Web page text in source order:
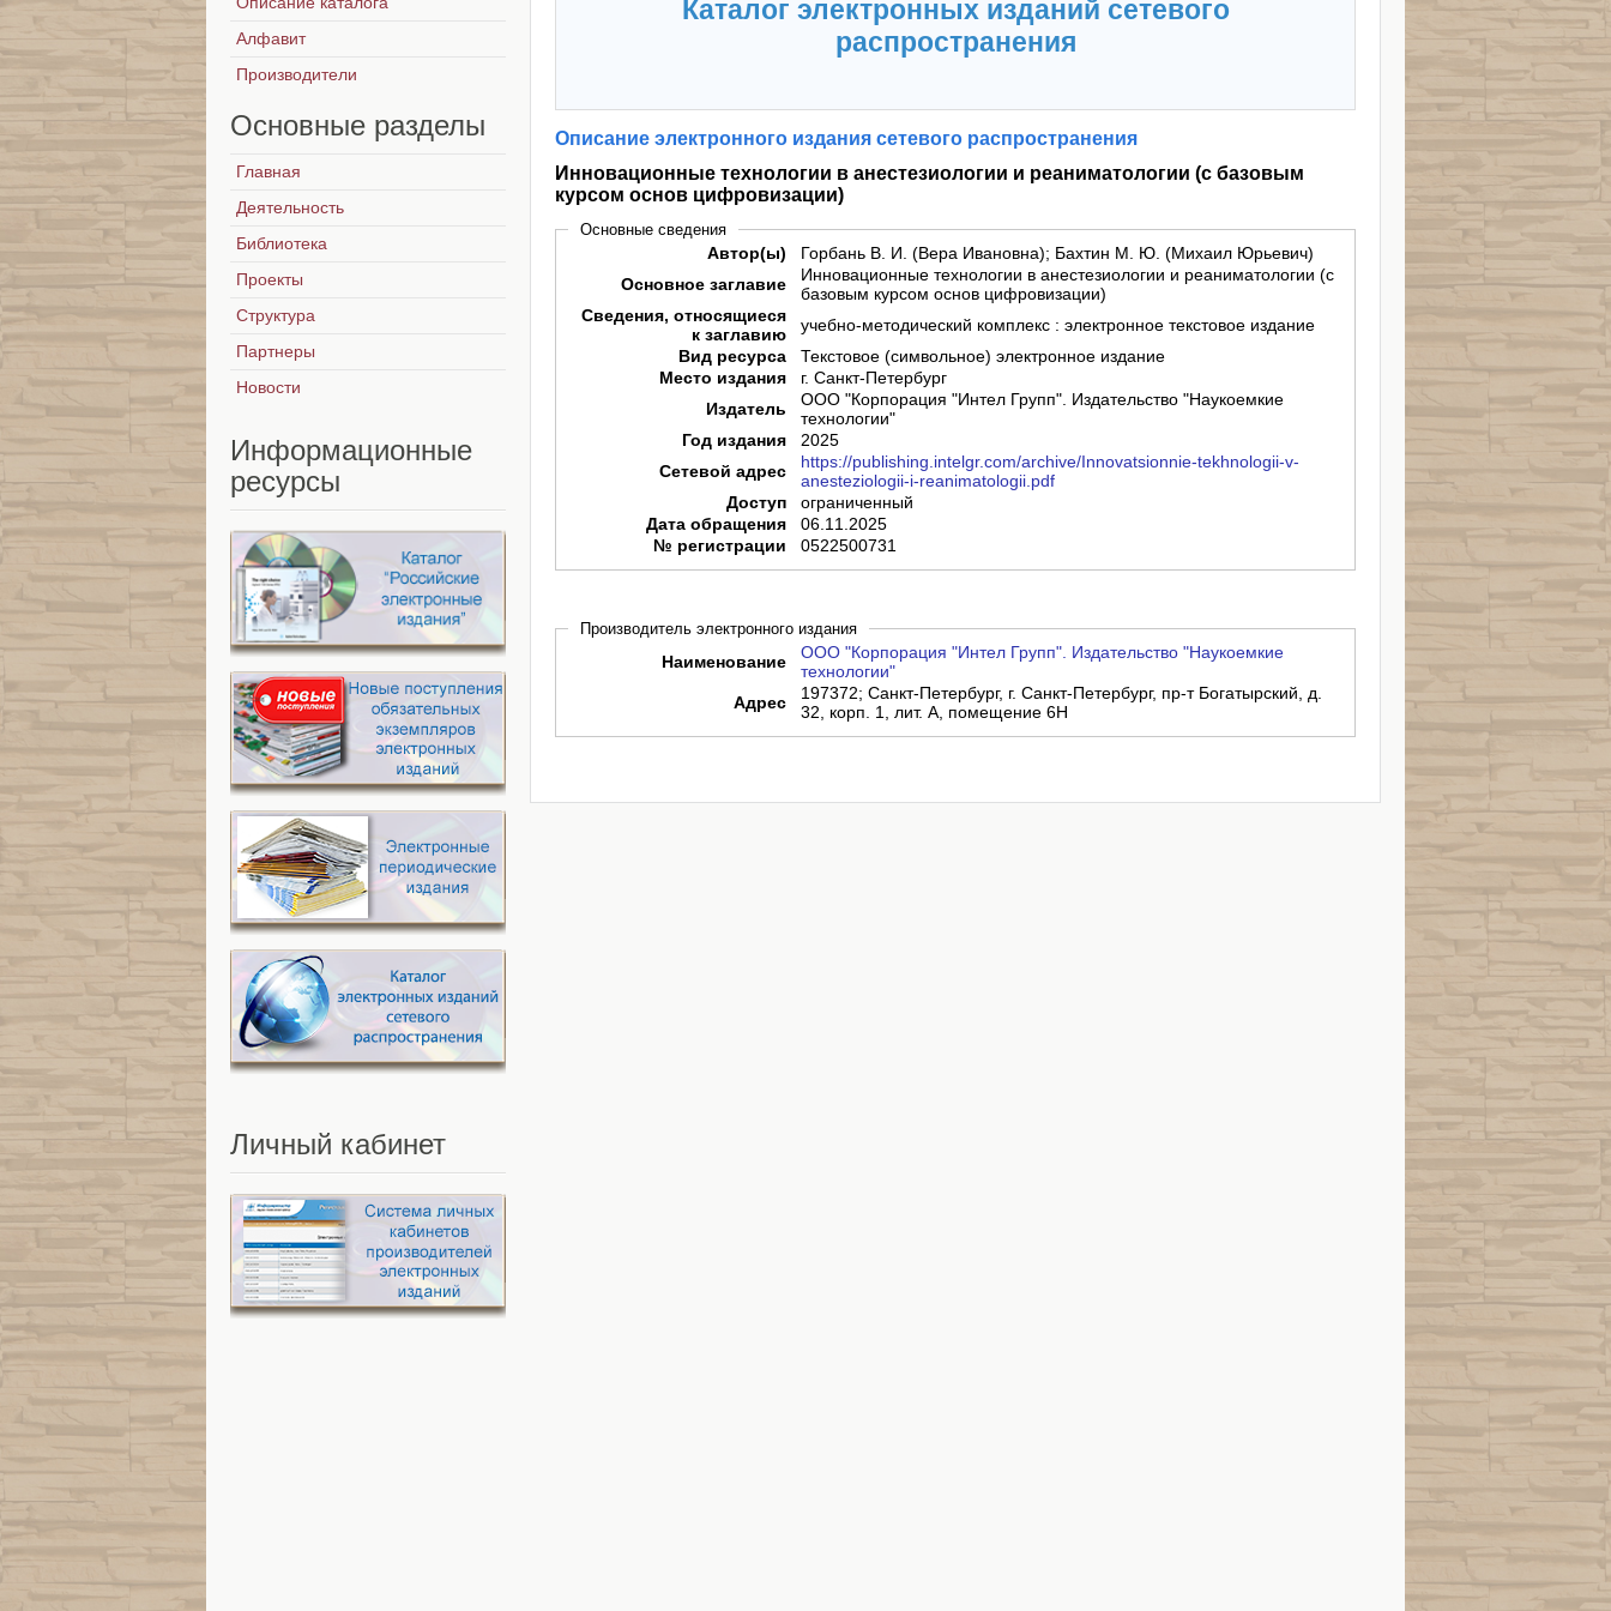
Каталог электронных изданий сетевого
распространения
Описание электронного издания сетевого распространения
Инновационные технологии в анестезиологии и реаниматологии (с базовым
курсом основ цифровизации)
Основные сведения
Автор(ы)
Горбань В. И. (Вера Ивановна); Бахтин М. Ю. (Михаил Юрьевич)
Основное заглавие
Инновационные технологии в анестезиологии и реаниматологии (с
базовым курсом основ цифровизации)
Сведения, относящиеся
к заглавию
учебно-методический комплекс : электронное текстовое издание
Вид ресурса
Текстовое (символьное) электронное издание
Место издания
г. Санкт-Петербург
Издатель
ООО "Корпорация "Интел Групп". Издательство "Наукоемкие
технологии"
Год издания
2025
Сетевой адрес
https://publishing.intelgr.com/archive/Innovatsionnie-tekhnologii-v-
anesteziologii-i-reanimatologii.pdf
Доступ
ограниченный
Дата обращения
06.11.2025
№ регистрации
0522500731
Производитель электронного издания
Наименование
ООО "Корпорация "Интел Групп". Издательство "Наукоемкие
технологии"
Адрес
197372; Санкт-Петербург, г. Санкт-Петербург, пр-т Богатырский, д.
32, корп. 1, лит. А, помещение 6Н
Алфавит
Производители
Основные разделы
Главная
Деятельность
Библиотека
Проекты
Структура
Партнеры
Новости
Информационные
ресурсы
Личный кабинет